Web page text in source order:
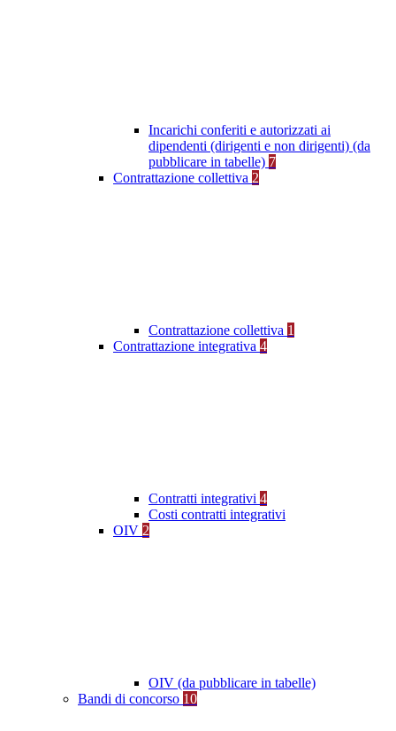
Incarichi conferiti e autorizzati ai
dipendenti (dirigenti e non dirigenti) (da
pubblicare in tabelle) 7
Contrattazione collettiva 2
Contrattazione collettiva 1
Contrattazione integrativa 4
Contratti integrativi 4
Costi contratti integrativi
OIV 2
OIV (da pubblicare in tabelle)
Bandi di concorso 10